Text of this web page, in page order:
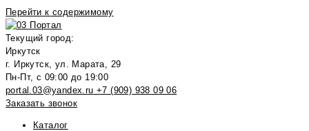
Перейти к содержимому
Текущий город:
Иркутск
г. Иркутск, ул. Марата, 29
Пн-Пт, с 09:00 до 19:00
portal.03@yandex.ru +7 (909) 938 09 06
Заказать звонок
Каталог